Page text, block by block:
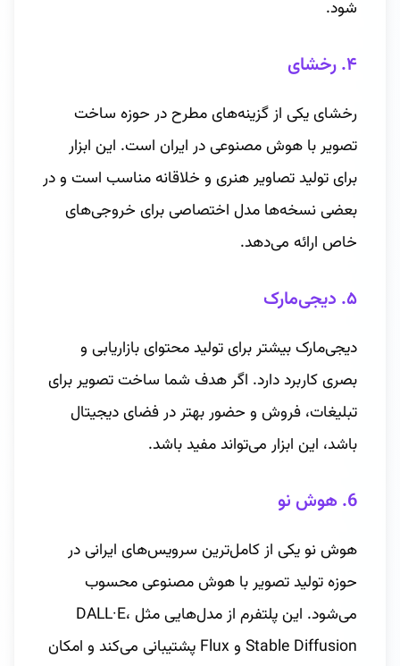
شود.
۴. رخشای
رخشای یکی از گزینه‌های مطرح در حوزه ساخت
تصویر با هوش مصنوعی در ایران است. این ابزار
برای تولید تصاویر هنری و خلاقانه مناسب است و در
بعضی نسخه‌ها مدل اختصاصی برای خروجی‌های
خاص ارائه می‌دهد.
۵. دیجی‌مارک
دیجی‌مارک بیشتر برای تولید محتوای بازاریابی و
بصری کاربرد دارد. اگر هدف شما ساخت تصویر برای
تبلیغات، فروش و حضور بهتر در فضای دیجیتال
باشد، این ابزار می‌تواند مفید باشد.
6. هوش نو
هوش نو یکی از کامل‌ترین سرویس‌های ایرانی در
حوزه تولید تصویر با هوش مصنوعی محسوب
می‌شود. این پلتفرم از مدل‌هایی مثل DALL·E،
Stable Diffusion و Flux پشتیبانی می‌کند و امکان